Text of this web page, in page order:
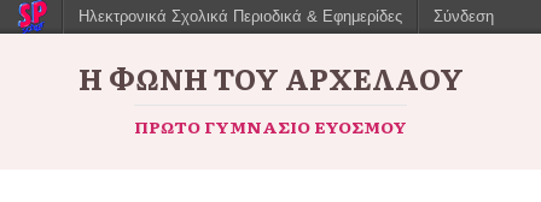
Η ΦΩΝΉ ΤΟΥ ΑΡΧΈΛΑΟΥ
ΠΡΏΤΟ ΓΥΜΝΆΣΙΟ ΕΥΌΣΜΟΥ
Ηλεκτρονικά Σχολικά Περιοδικά & Εφημερίδες Σύνδεση